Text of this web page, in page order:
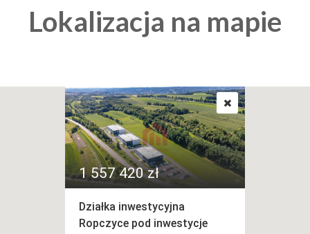
Lokalizacja na mapie
1 557 420 zł
Działka inwestycyjna
Ropczyce pod inwestycje